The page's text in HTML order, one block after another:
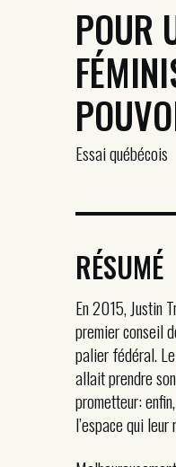
POUR
Essai québécois
RÉSUMÉ
En 2015, Justin
premier conseil
palier fédéral.
allait prendre
prometteur:
l’espace qui